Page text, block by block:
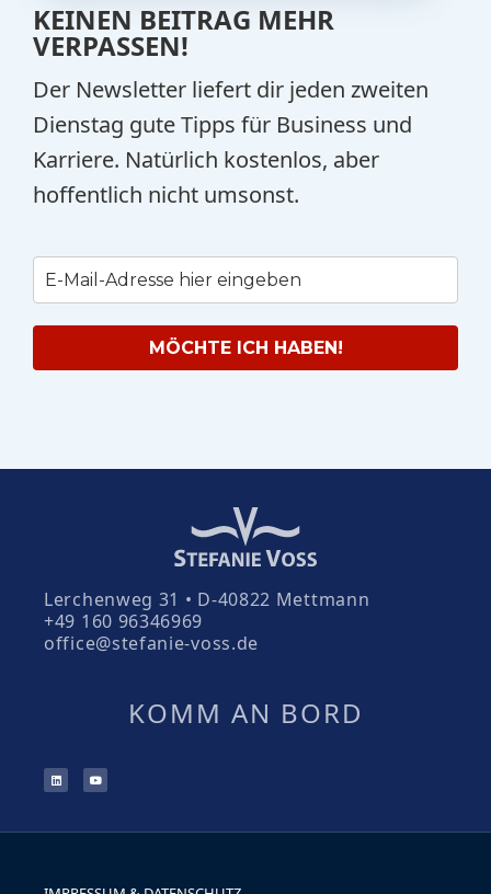
KEINEN BEITRAG MEHR
VERPASSEN!
Der Newsletter liefert dir jeden zweiten
Dienstag gute Tipps für Business und
Karriere. Natürlich kostenlos, aber
hoffentlich nicht umsonst.
MÖCHTE ICH HABEN!
Lerchenweg 31 • D-40822 Mettmann
+49 160 96346969
office@stefanie-voss.de
KOMM AN BORD